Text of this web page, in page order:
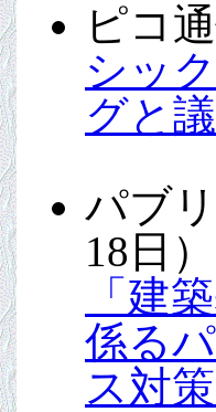
ピコ
シッ
グと
パブ
18日）
「建
係る
ス対